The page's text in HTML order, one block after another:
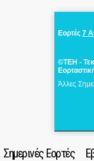
Εορτές 7
©ΤΕΗ -
Άλλες
Σημερινές Εορτές